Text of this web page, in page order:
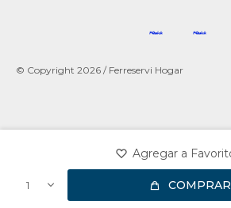
1 COMPRAR
© Copyright 2026 / Ferreservi Hogar